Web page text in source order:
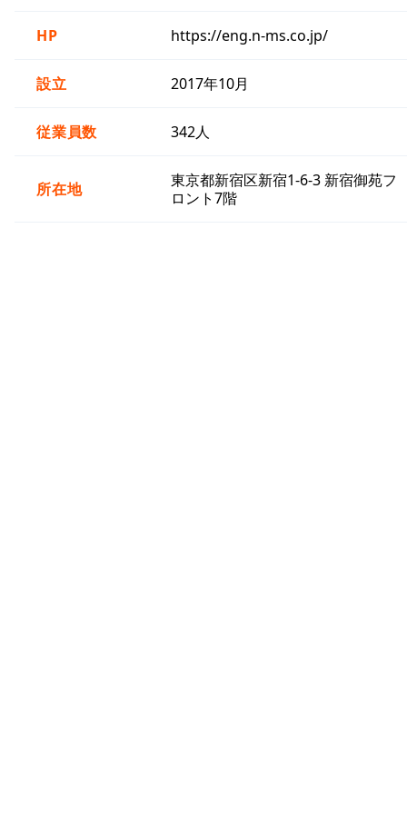
HP https://eng.n-ms.co.jp/
設立 2017年10月
従業員数 342人
所在地
東京都新宿区新宿1-6-3 新宿御苑フ
ロント7階